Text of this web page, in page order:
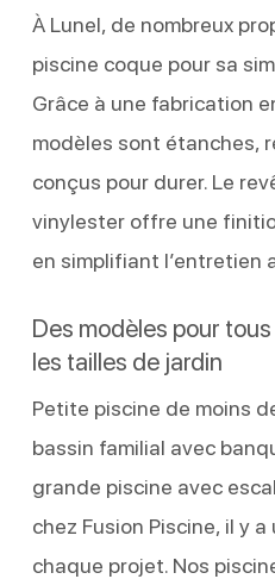
À Lunel, de nombreux
piscine coque pour sa
Grâce à une fabrication
modèles sont étanches,
conçus pour durer. Le
vinylester offre une
en simplifiant l’entretien
Des modèles pour
les tailles de jardin
Petite piscine de moins
bassin familial avec
grande piscine avec
chez Fusion Piscine, il y
chaque projet. Nos